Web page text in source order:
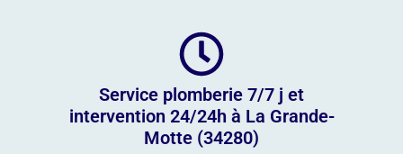
Service plomberie 7/7 j et
intervention 24/24h à La Grande-
Motte (34280)